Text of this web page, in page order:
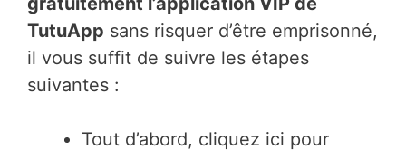
TutuApp sans risquer d’être emprisonné,
il vous suffit de suivre les étapes
suivantes :
Tout d’abord, cliquez ici pour